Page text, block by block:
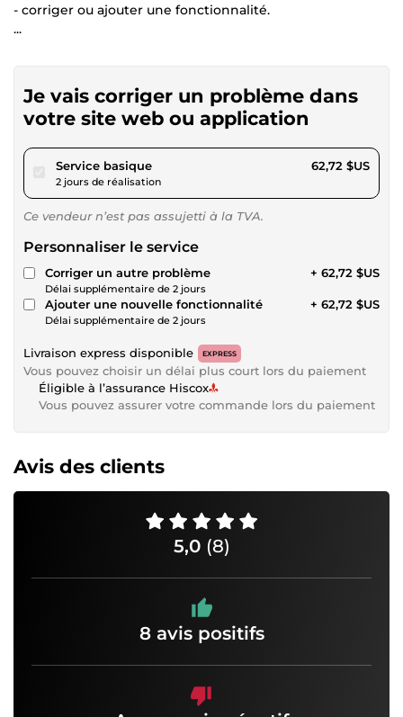
- corriger ou ajouter une fonctionnalité.
...
Je vais corriger un problème dans
votre site web ou application
Service basiquepour 57,81 $US
2 jours de réalisation
62,72 $US
Ce vendeur n’est pas assujetti à la TVA.
Personnaliser le service
Corriger un autre problème
Délai supplémentaire de 2 jours
+ 62,72 $US
Ajouter une nouvelle fonctionnalité
Délai supplémentaire de 2 jours
+ 62,72 $US
Livraison express disponible EXPRESS
Vous pouvez choisir un délai plus court lors du paiement
Éligible à l’assurance Hiscox
Vous pouvez assurer votre commande lors du paiement
Avis des clients
5,0 (8)
8 avis positifs